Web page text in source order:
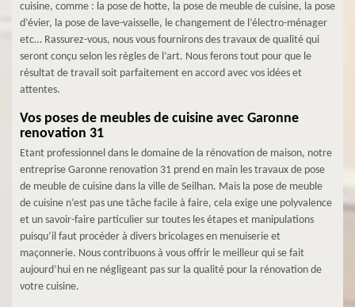
cuisine, comme : la pose de hotte, la pose de meuble de cuisine, la pose
d’évier, la pose de lave-vaisselle, le changement de l’électro-ménager
etc… Rassurez-vous, nous vous fournirons des travaux de qualité qui
seront conçu selon les règles de l’art. Nous ferons tout pour que le
résultat de travail soit parfaitement en accord avec vos idées et
attentes.
Vos poses de meubles de cuisine avec Garonne
renovation 31
Etant professionnel dans le domaine de la rénovation de maison, notre
entreprise Garonne renovation 31 prend en main les travaux de pose
de meuble de cuisine dans la ville de Seilhan. Mais la pose de meuble
de cuisine n’est pas une tâche facile à faire, cela exige une polyvalence
et un savoir-faire particulier sur toutes les étapes et manipulations
puisqu’il faut procéder à divers bricolages en menuiserie et
maçonnerie. Nous contribuons à vous offrir le meilleur qui se fait
aujourd’hui en ne négligeant pas sur la qualité pour la rénovation de
votre cuisine.